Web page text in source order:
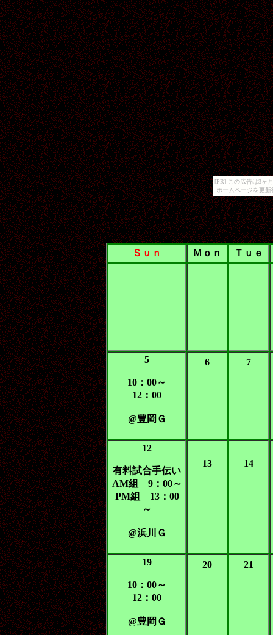
[PR] この広告は3ヶ
ホームページを更
Ｓｕｎ Ｍｏｎ Ｔｕｅ
5
10：00～
12：00
@豊岡Ｇ
6 7
12
有料試合手伝い
AM組 9：00～
PM組 13：00
～
@浜川Ｇ
13 14
19
10：00～
12：00
@豊岡Ｇ
20 21